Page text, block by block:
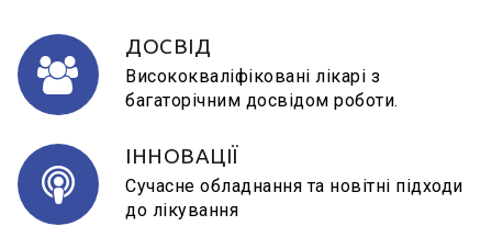
ДОСВІД
Висококваліфіковані лікарі з
багаторічним досвідом роботи.
ІННОВАЦІЇ
Сучасне обладнання та новітні підходи
до лікування